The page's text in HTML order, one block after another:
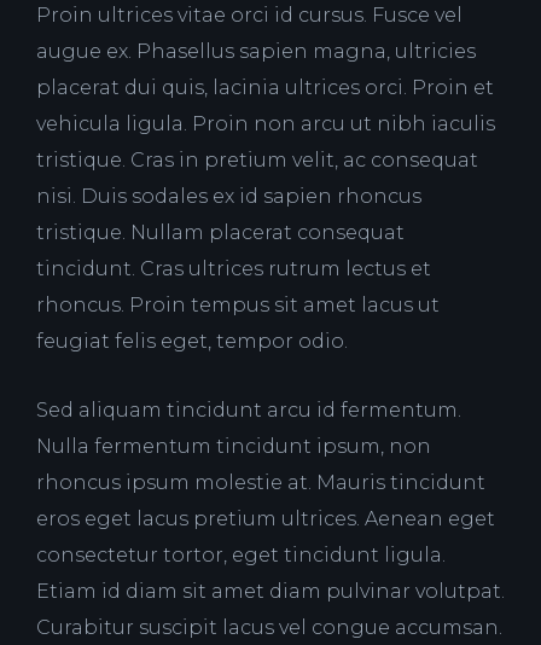
Proin ultrices vitae orci id cursus. Fusce vel
augue ex. Phasellus sapien magna, ultricies
placerat dui quis, lacinia ultrices orci. Proin et
vehicula ligula. Proin non arcu ut nibh iaculis
tristique. Cras in pretium velit, ac consequat
nisi. Duis sodales ex id sapien rhoncus
tristique. Nullam placerat consequat
tincidunt. Cras ultrices rutrum lectus et
rhoncus. Proin tempus sit amet lacus ut
feugiat felis eget, tempor odio.
Sed aliquam tincidunt arcu id fermentum.
Nulla fermentum tincidunt ipsum, non
rhoncus ipsum molestie at. Mauris tincidunt
eros eget lacus pretium ultrices. Aenean eget
consectetur tortor, eget tincidunt ligula.
Etiam id diam sit amet diam pulvinar volutpat.
Curabitur suscipit lacus vel congue accumsan.